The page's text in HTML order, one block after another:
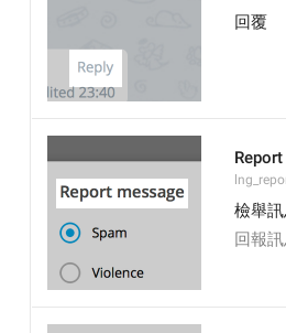
回覆
檢舉
回報